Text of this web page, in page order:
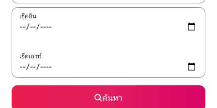
เช็คอิน
เช็คเอาท์
ค้นหา